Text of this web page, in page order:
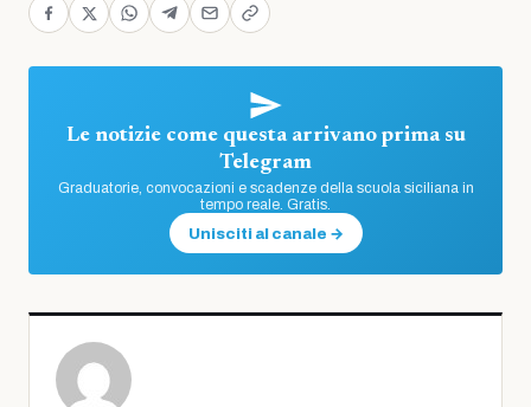
Le notizie come questa arrivano prima su
Telegram
Graduatorie, convocazioni e scadenze della scuola siciliana in
tempo reale. Gratis.
Unisciti al canale →